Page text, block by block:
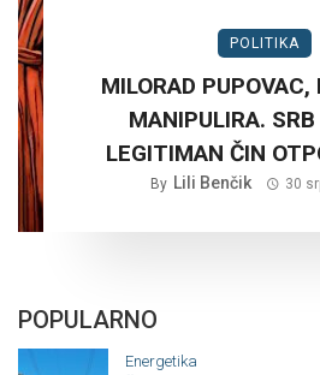
POLITIKA
MILORAD PUPOVAC,
MANIPULIRA. SRB NIJE BIO
LEGITIMAN ČIN
PLANSKA ČETNIČKA
By Lili Benčik 30
POPULARNO
Energetika